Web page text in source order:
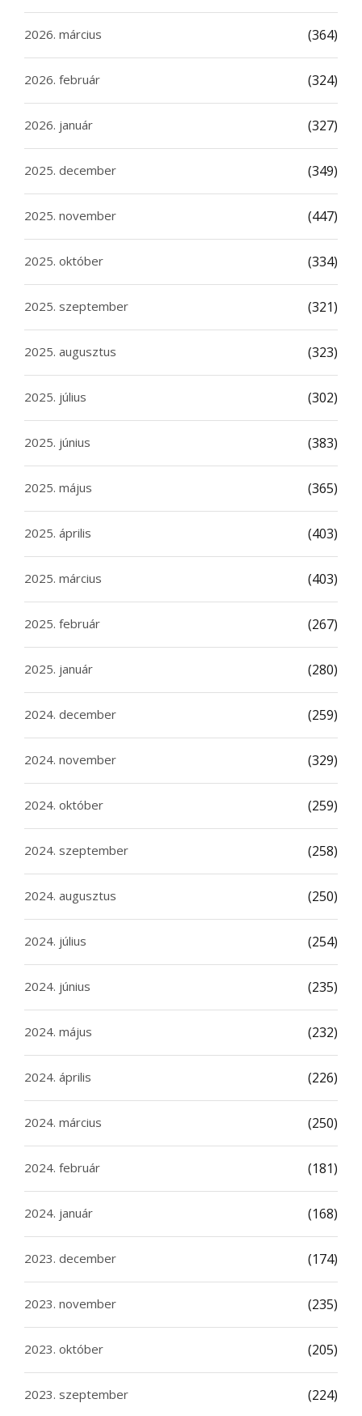
2026. március (364)
2026. február (324)
2026. január (327)
2025. december (349)
2025. november (447)
2025. október (334)
2025. szeptember (321)
2025. augusztus (323)
2025. július (302)
2025. június (383)
2025. május (365)
2025. április (403)
2025. március (403)
2025. február (267)
2025. január (280)
2024. december (259)
2024. november (329)
2024. október (259)
2024. szeptember (258)
2024. augusztus (250)
2024. július (254)
2024. június (235)
2024. május (232)
2024. április (226)
2024. március (250)
2024. február (181)
2024. január (168)
2023. december (174)
2023. november (235)
2023. október (205)
2023. szeptember (224)